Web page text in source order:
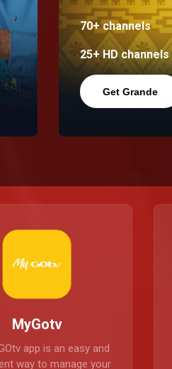
70+ channels
25+ HD channels
Get Grande
MyGotv
app is an easy and
way to manage your